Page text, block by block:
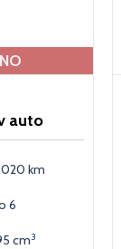
auto
km
6
cm3